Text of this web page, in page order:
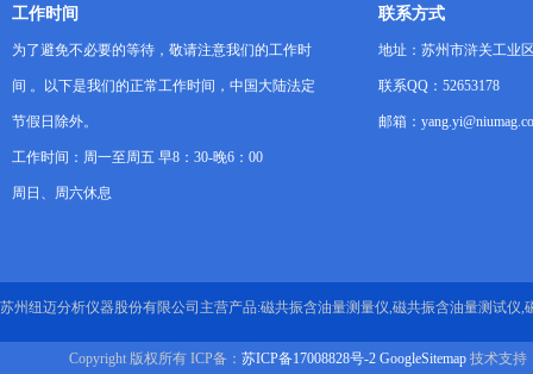
工作时间
为了避免不必要的等待，敬请注意我们的工作时
间 。以下是我们的正常工作时间，中国大陆法定
节假日除外。
工作时间：周一至周五 早8：30-晚6：00
周日、周六休息
联系方式
地址：苏州市浒关工业
联系QQ：52653178
邮箱：
苏州纽迈分析仪器股份有限公司主营产品:磁共振含油量测量仪,磁共振含油量测试仪,
Copyright 版权所有 ICP备： 苏ICP备17008828号-2 GoogleSitemap 技术支持